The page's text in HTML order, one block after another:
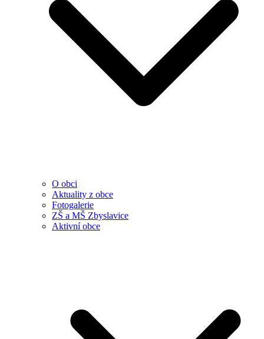
O obci
Aktuality z obce
Fotogalerie
ZŠ a MŠ Zbyslavice
Aktivní obce